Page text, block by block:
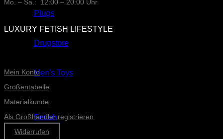
Plugs
Drugstore
Men's Toys
Fetish
Mo. – Sa.: 12:00 – 20:00 Uhr
LUXURY FETISH LIFESTYLE
Mein Konto
Größentabelle
Materialkunde
Als Großhändler registrieren
Widerrufen